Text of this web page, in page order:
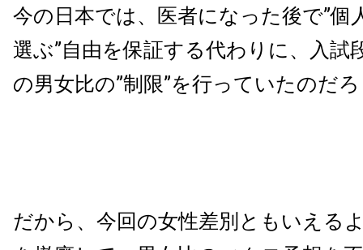
今の日本では、医者になった後で”個
選ぶ”自由を保証する代わりに、入試
の男女比の”制限”を行っていたのだ
だから、今回の女性差別ともいえる